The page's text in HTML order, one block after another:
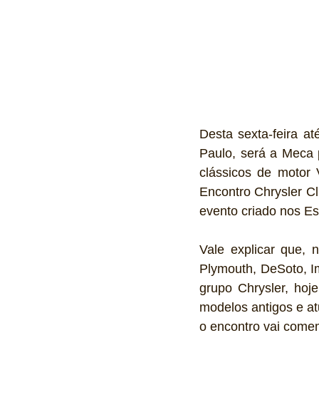
Desta sexta-feira
Paulo, será a Meca
clássicos de motor
Encontro Chrysler
evento criado nos
Vale explicar que,
Plymouth, DeSoto,
grupo Chrysler,
modelos antigos e
o encontro vai